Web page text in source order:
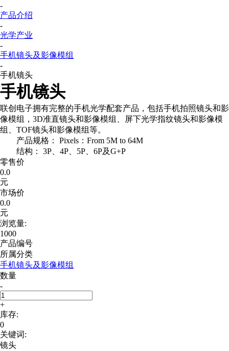
-
产品介绍
-
光学产业
-
手机镜头及影像模组
-
手机镜头
手机镜头
联创电子拥有完整的手机光学配套产品，包括手机拍照镜头和影
像模组，3D准直镜头和影像模组、屏下光学指纹镜头和影像模
组、TOF镜头和影像模组等。
产品规格： Pixels：From 5M to 64M
结构： 3P、4P、5P、6P及G+P
零售价
0.0
元
市场价
0.0
元
浏览量:
1000
产品编号
所属分类
手机镜头及影像模组
数量
-
+
库存:
0
关键词:
镜头